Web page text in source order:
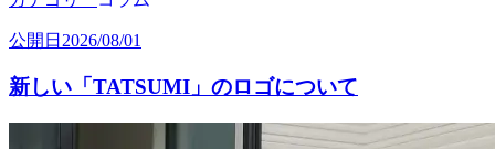
公開日 2026/08/01
新しい「TATSUMI」のロゴについて